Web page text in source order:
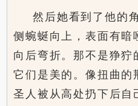
然后她看到了他的
侧蜿蜒向上，表面有暗
向后弯折。那不是狰
它们是美的。像扭曲的
圣人被从高处扔下后自